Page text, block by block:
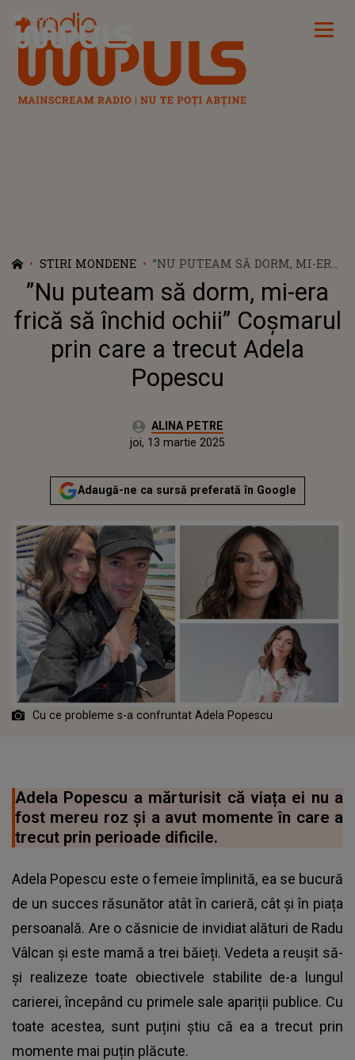
Radio Impuls
STIRI MONDENE
”NU PUTEAM SĂ DORM, MI-ERA
FRICĂ SĂ ÎNCHID OCHII”
COŞMARUL PRIN CARE A
TRECUT ADELA POPESCU
”Nu puteam să dorm, mi-era
frică să închid ochii” Coşmarul
prin care a trecut Adela
Popescu
Autor:ALINA PETRE
miercuri, 13 martie 2024Actualizat:
joi, 13 martie 2025
Adaugă-ne ca sursă preferată în Google
Cu ce probleme s-a confruntat Adela Popescu
Adela Popescu a mărturisit că viața ei nu a
fost mereu roz și a avut momente în care a
trecut prin perioade dificile.
Adela Popescu este o femeie împlinită, ea se bucură
de un succes răsunător atât în carieră, cât și în piața
persoanală. Are o căsnicie de invidiat alături de Radu
Vâlcan și este mamă a trei băieți. Vedeta a reușit să-
și realizeze toate obiectivele stabilite de-a lungul
carierei, începând cu primele sale apariții publice. Cu
toate acestea, sunt puțini știu că ea a trecut prin
momente mai puțin plăcute.